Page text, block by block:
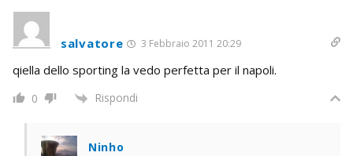
salvatore 3 Febbraio 2011 20:29
qiella dello sporting la vedo perfetta per il napoli.
0 Rispondi
Ninho